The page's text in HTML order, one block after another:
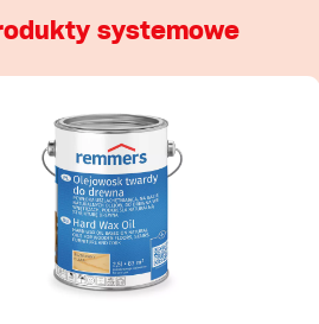
systemowe